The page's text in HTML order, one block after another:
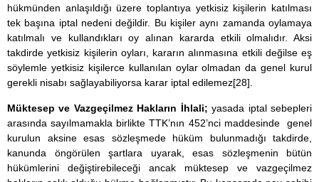
hükmünden anlaşıldığı üzere toplantıya yetkisiz kişilerin katılması
tek başına iptal nedeni değildir. Bu kişiler aynı zamanda oylamaya
katılmalı ve kullandıkları oy alınan kararda etkili olmalıdır. Aksi
takdirde yetkisiz kişilerin oyları, kararın alınmasına etkili değilse eş
söylemle yetkisiz kişilerce kullanılan oylar olmadan da genel kurul
gerekli nisabı sağlayabiliyorsa karar iptal edilemez[28].
Müktesep ve Vazgeçilmez Hakların İhlali;yasada iptal sebepleri
arasında sayılmamakla birlikte TTK’nın 452’nci maddesinde genel
kurulun aksine esas sözleşmede hüküm bulunmadığı takdirde,
kanunda öngörülen şartlara uyarak, esas sözleşmenin bütün
hükümlerini değiştirebileceği ancak müktesep ve vazgeçilmez